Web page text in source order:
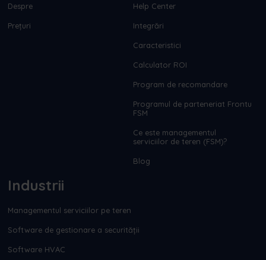
Despre
Prețuri
Help Center
Integrări
Caracteristici
Calculator ROI
Program de recomandare
Programul de parteneriat Frontu
FSM
Ce este managementul
serviciilor de teren (FSM)?
Blog
Industrii
Managementul serviciilor pe teren
Software de gestionare a securității
Software HVAC